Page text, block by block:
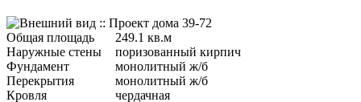
Общая площадь
249.1 кв.м
Наружные стены
поризованный кирпич
Фундамент
монолитный ж/б
Перекрытия
монолитный ж/б
Кровля
чердачная